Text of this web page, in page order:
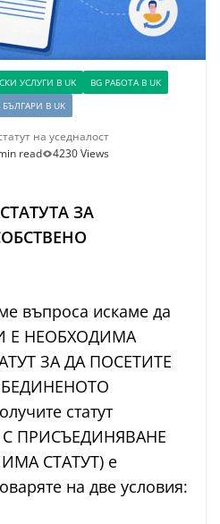
УСЛУГИ В UK
BG РАБОТА В UK
БЪЛГАРИ В UK
на уседналост
read 4230 Views
ЗА
въпроса искаме да
Е НЕОБХОДИМА
ЗА ДА ПОСЕТИТЕ
статут
С ПРИСЪЕДИНЯВАНЕ
СТАТУТ) е
на две условия: